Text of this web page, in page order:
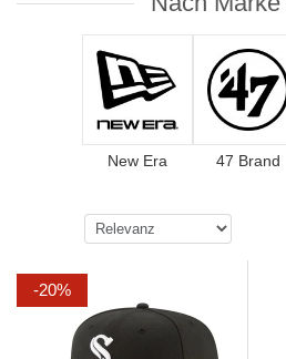
New Era 47 Brand
-20%